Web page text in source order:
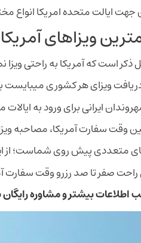
ایالت متحده امریکا انواع
ویزاهای
ذکر است که آمریکا به راحتی
دریافت ویزای هر کشوری
ایرانی برای ورود به ایالات
وقت سفارت آمریکا، مصاحبه
متعددی پیش روی شماست؛ از
راحت صفر تا صد رزرو وقت سفارت
اطلاعات بیشتر و مشاوره